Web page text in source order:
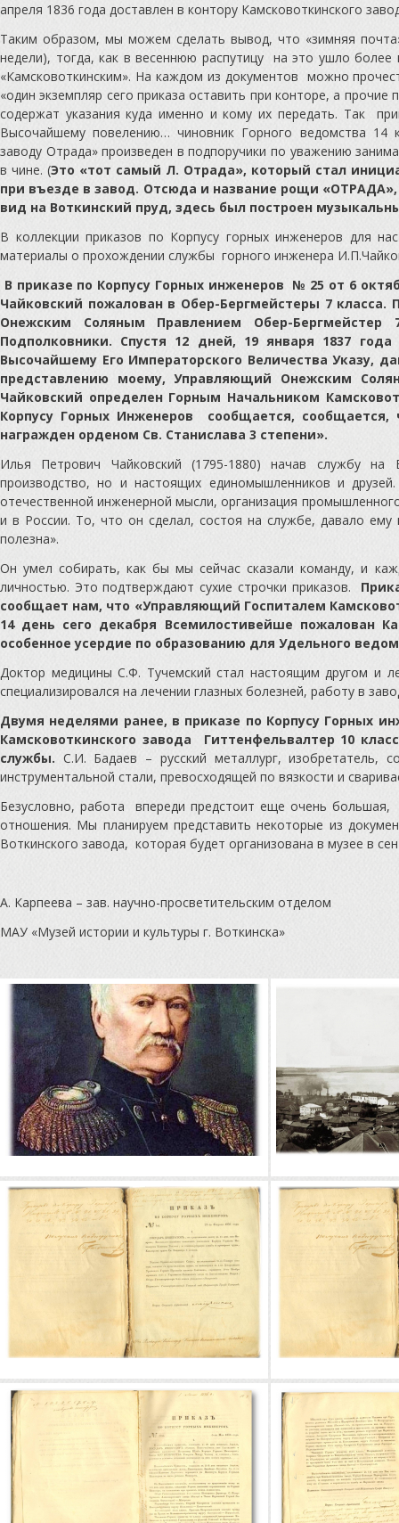
апреля 1836 года доставлен в контору Камсковоткинского
Таким образом, мы можем сделать вывод, что «зимняя
недели), тогда, как в весеннюю распутицу на это ушло
«Камсковоткинским». На каждом из документов можно
«один экземпляр сего приказа оставить при конторе, а
содержат указания куда именно и кому их передать. Так
Высочайшему повелению… чиновник Горного ведомства
заводу Отрада» произведен в подпоручики по уважению
в чине. (Это «тот самый Л. Отрада», который стал
при въезде в завод. Отсюда и название рощи
вид на Воткинский пруд, здесь был построен
В коллекции приказов по Корпусу горных инженеров для
материалы о прохождении службы горного инженера
В приказе по Корпусу Горных инженеров № 25 от 6
Чайковский пожалован в Обер-Бергмейстеры 7
Онежским Соляным Правлением Обер-
Подполковники. Спустя 12 дней, 19 января 1837
Высочайшему Его Императорского Величества Указу,
представлению моему, Управляющий Онежским
Чайковский определен Горным Начальником
Корпусу Горных Инженеров сообщается,
награжден орденом Св. Станислава 3 степени».
Илья Петрович Чайковский (1795-1880) начав службу
производство, но и настоящих единомышленников и
отечественной инженерной мысли, организация
и в России. То, что он сделал, состоя на службе, давало
полезна».
Он умел собирать, как бы мы сейчас сказали команду, и
личностью. Это подтверждают сухие строчки приказов.
сообщает нам, что «Управляющий Госпиталем
14 день сего декабря Всемилостивейше пожалован
особенное усердие по образованию для Удельного
Доктор медицины С.Ф. Тучемский стал настоящим другом и
специализировался на лечении глазных болезней, работу в
Двумя неделями ранее, в приказе по Корпусу Горных
Камсковоткинского завода Гиттенфельвалтер 10
службы. С.И. Бадаев – русский металлург, изобретатель,
инструментальной стали, превосходящей по вязкости и
Безусловно, работа впереди предстоит еще очень
отношения. Мы планируем представить некоторые из
Воткинского завода, которая будет организована в музее в
А. Карпеева – зав. научно-просветительским отделом
МАУ «Музей истории и культуры г. Воткинска»